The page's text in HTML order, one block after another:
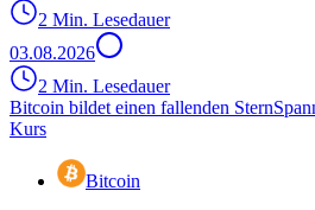
2 Min. Lesedauer
03.08.2026
2 Min. Lesedauer
Bitcoin bildet einen fallenden Stern
Kurs
Bitcoin